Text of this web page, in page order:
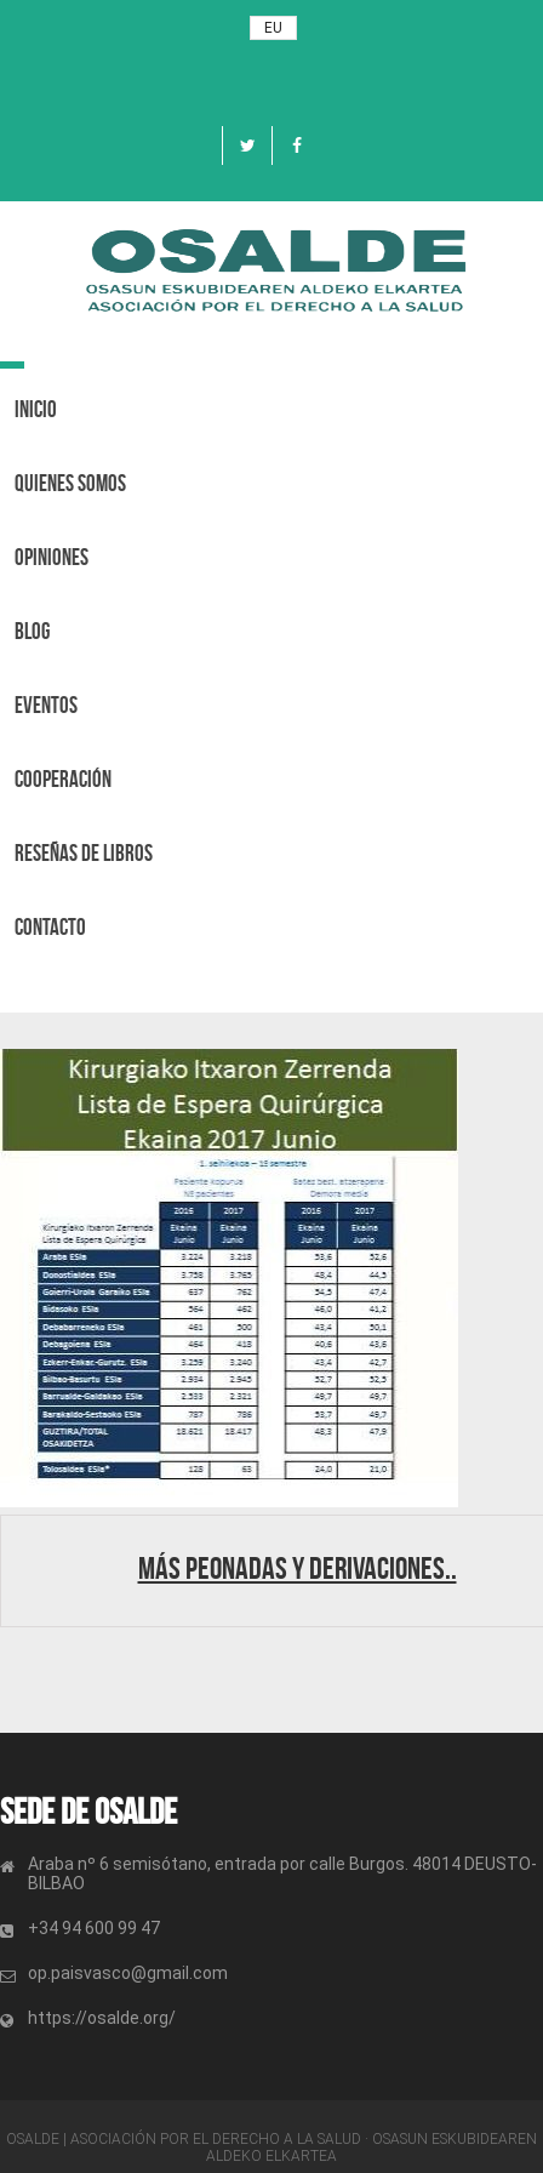
EU
Toggle
Inicio
Quienes Somos
OPINIONES
BLOG
Eventos
Cooperación
Reseñas de libros
Contacto
Más peonadas y derivaciones..
Sede de OSALDE
Araba nº 6 semisótano, entrada por calle Burgos. 48014 DEUSTO-
BILBAO
+34 94 600 99 47
op.paisvasco@gmail.com
https://osalde.org/
OSALDE | ASOCIACIÓN POR EL DERECHO A LA SALUD · OSASUN ESKUBIDEAREN
ALDEKO ELKARTEA